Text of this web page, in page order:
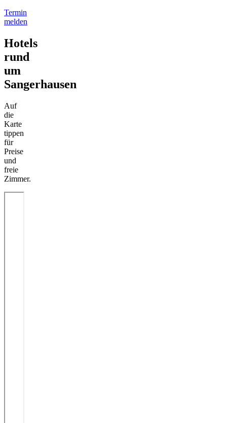
Termin
melden
Hotels
rund
um
Sangerhausen
Auf
die
Karte
tippen
für
Preise
und
freie
Zimmer.